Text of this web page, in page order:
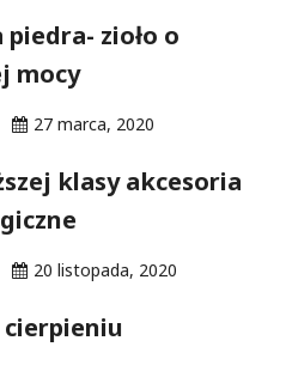
piedra- zioło o
mocy
27 marca, 2020
klasy akcesoria
20 listopada, 2020